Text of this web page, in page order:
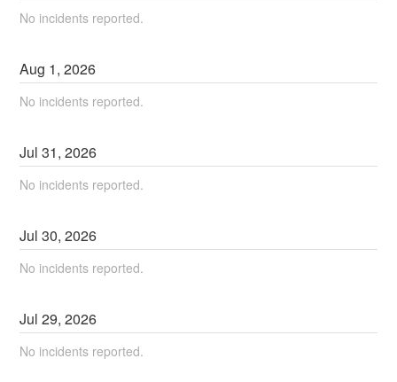
No incidents reported.
Aug 1,2026
No incidents reported.
Jul31,2026
No incidents reported.
Jul30,2026
No incidents reported.
Jul29,2026
No incidents reported.